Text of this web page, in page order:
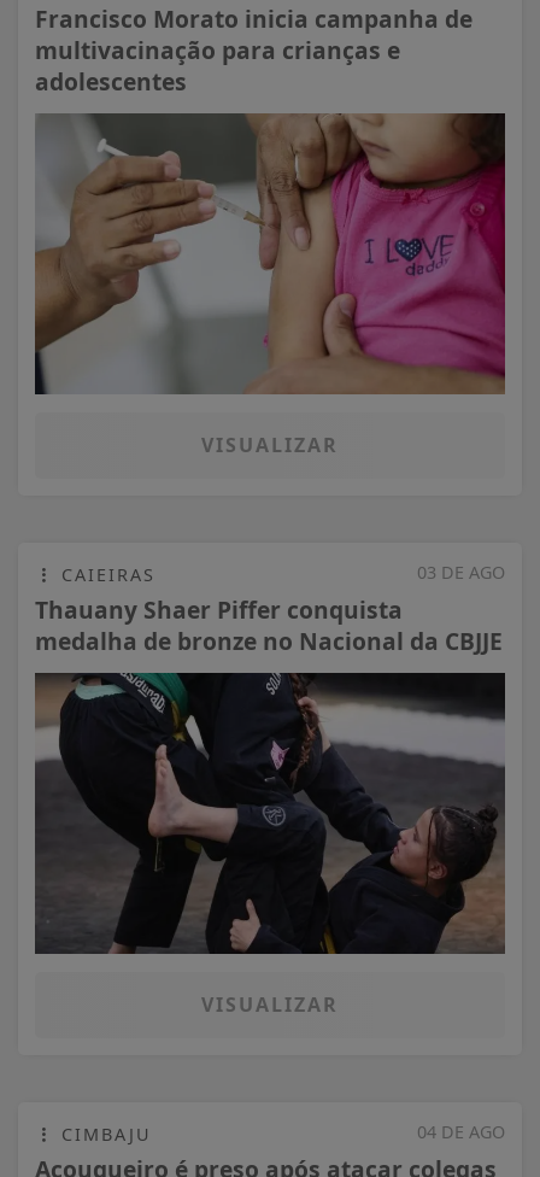
Francisco Morato inicia campanha de
multivacinação para crianças e
adolescentes
VISUALIZAR
03 DE AGO
CAIEIRAS
Thauany Shaer Piffer conquista
medalha de bronze no Nacional da CBJJE
VISUALIZAR
04 DE AGO
CIMBAJU
Açougueiro é preso após atacar colegas